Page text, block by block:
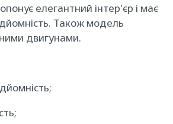
елегантний інтер'єр і має
Також модель
двигунами.